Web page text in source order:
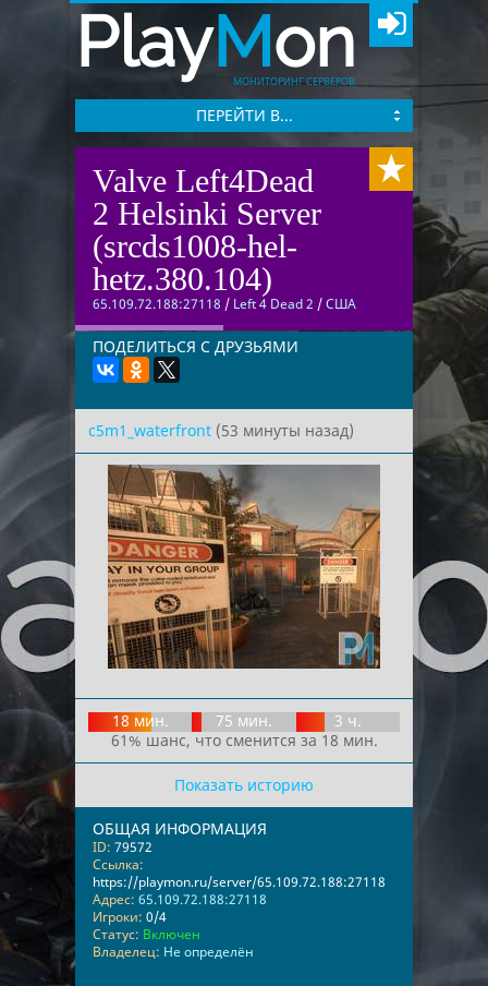
PlayMon
МОНИТОРИНГ СЕРВЕРОВ
ПЕРЕЙТИ В...
Valve Left4Dead
2 Helsinki Server
(srcds1008-hel-
hetz.380.104)
65.109.72.188:27118 / Left 4 Dead 2 /США
ПОДЕЛИТЬСЯ С ДРУЗЬЯМИ
c5m1_waterfront (53 минуты назад)
18 мин. 75 мин.
3 ч.
61% шанс, что сменится за 18 мин.
Показать историю
ОБЩАЯ ИНФОРМАЦИЯ
ID: 79572
Ссылка:
https://playmon.ru/server/65.109.72.188:27118
Адрес: 65.109.72.188:27118
Игроки: 0/4
Статус: Включен
Владелец: Не определён